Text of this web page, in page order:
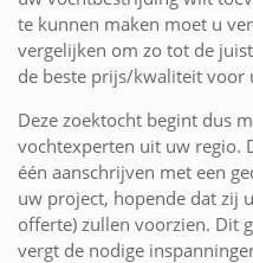
te kunnen maken moet u
vergelijken om zo tot de
de beste prijs/kwaliteit voor
Deze zoektocht begint dus
vochtexperten uit uw regio.
één aanschrijven met een
uw project, hopende dat zij
offerte) zullen voorzien. Dit
vergt de nodige